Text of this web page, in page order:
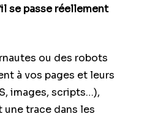
se passe réellement
ou des robots
à vos pages et leurs
images, scripts…),
trace dans les